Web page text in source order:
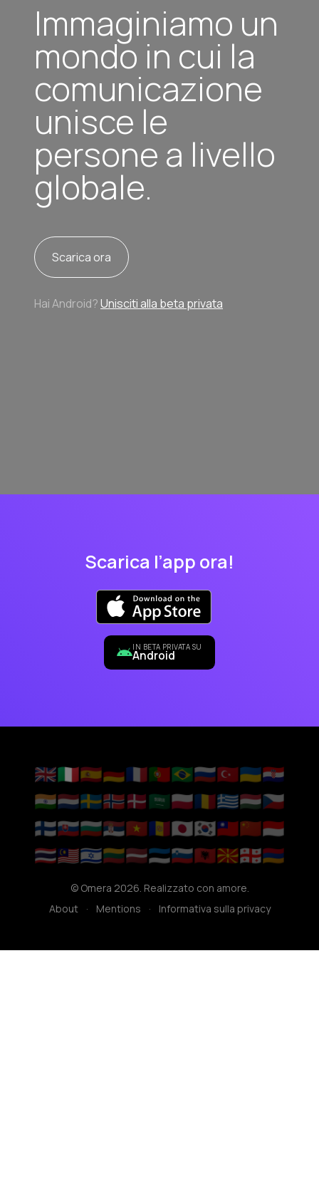
Immaginiamo un
mondo in cui la
comunicazione
unisce le
persone a livello
globale.
Scarica ora
Hai Android?Unisciti alla beta privata
Scarica l’app ora!
IN BETA PRIVATA SU
Android
🇬🇧🇮🇹🇪🇸🇩🇪🇫🇷🇵🇹🇧🇷🇷🇺🇹🇷🇺🇦🇭🇷
🇮🇳🇳🇱🇸🇪🇳🇴🇩🇰🇸🇦🇵🇱🇷🇴🇬🇷🇭🇺🇨🇿
🇫🇮🇸🇰🇧🇬🇷🇸🇻🇳🇦🇩🇯🇵🇰🇷🇹🇼🇨🇳🇮🇩
🇹🇭🇲🇾🇮🇱🇱🇹🇱🇻🇪🇪🇸🇮🇦🇱🇲🇰🇬🇪🇦🇲
© Omera 2026. Realizzato con amore.
About
· Mentions · Informativa sulla privacy